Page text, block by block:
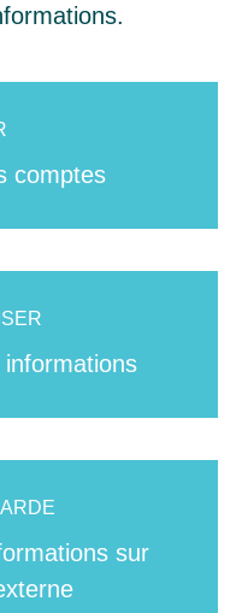
comptes
de salaires
sur
sur